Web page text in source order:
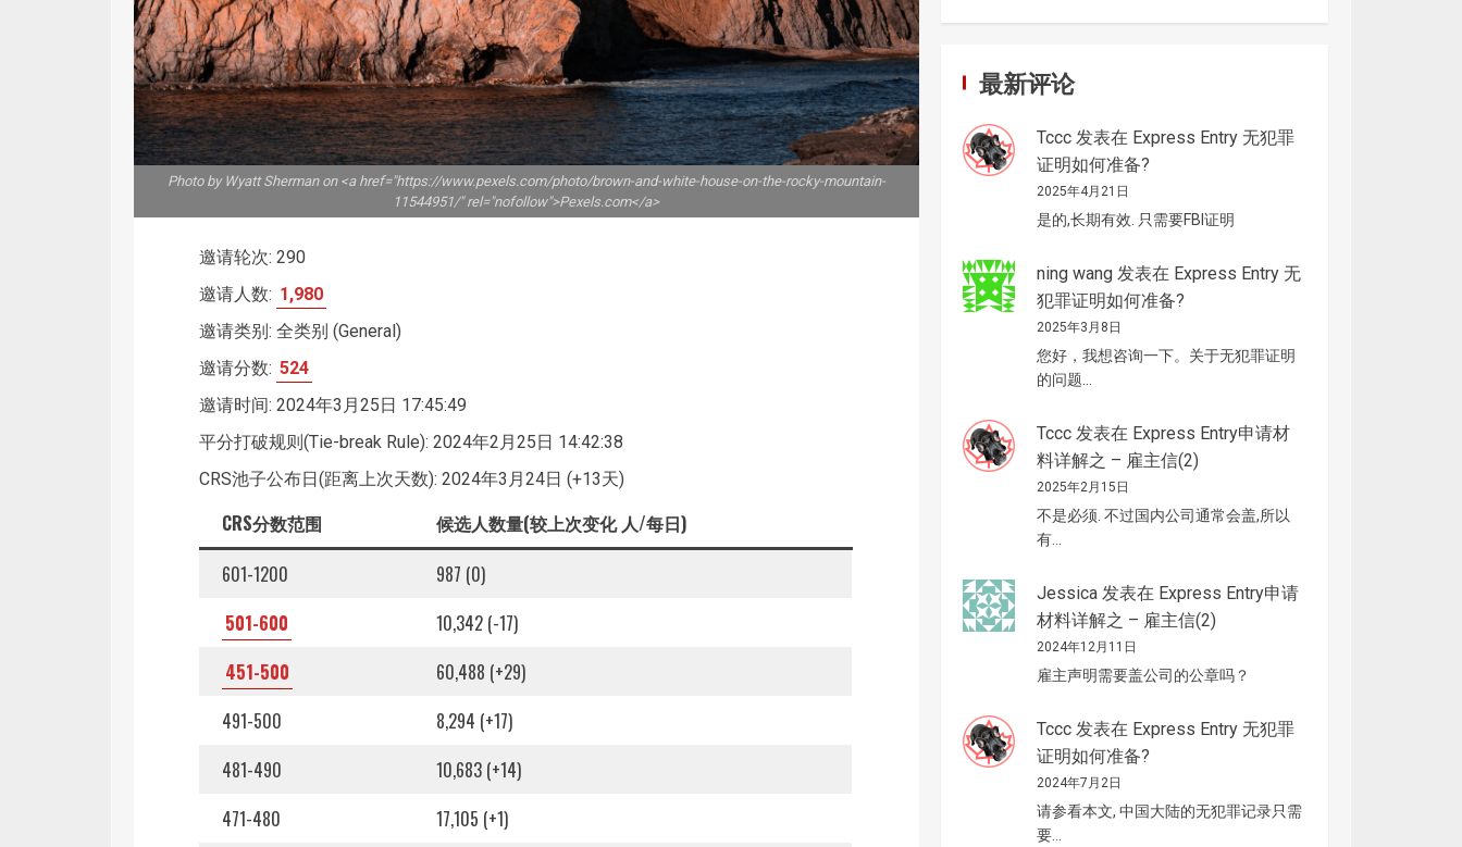
Photo by Wyatt Sherman on <a href="https://www.pexels.com/photo/brown-and-white-house-on-the-rocky-mountain-
11544951/" rel="nofollow">Pexels.com</a>
邀请轮次: 290
邀请人数: 1,980
邀请类别: 全类别 (General)
邀请分数: 524
邀请时间: 2024年3月25日 17:45:49
平分打破规则(Tie-break Rule): 2024年2月25日 14:42:38
CRS池子公布日(距离上次天数): 2024年3月24日 (+13天)
CRS分数范围
候选人数量(较上次变化 人/每日)
601-1200
987 (0)
501-600
10,342 (-17)
451-500
60,488 (+29)
491-500
8,294 (+17)
481-490
10,683 (+14)
471-480
17,105 (+1)
最新评论
Tccc发表在 Express Entry 无犯罪
证明如何准备?
2025年4月21日
是的,长期有效. 只需要FBI证明
ning wang发表在 Express Entry 无
犯罪证明如何准备?
2025年3月8日
您好，我想咨询一下。关于无犯罪证明
的问题…
Tccc发表在 Express Entry申请材
料详解之 – 雇主信(2)
2025年2月15日
不是必须. 不过国内公司通常会盖,所以
有…
Jessica发表在 Express Entry申请
材料详解之 – 雇主信(2)
2024年12月11日
雇主声明需要盖公司的公章吗？
Tccc发表在 Express Entry 无犯罪
证明如何准备?
2024年7月2日
请参看本文, 中国大陆的无犯罪记录只需
要…